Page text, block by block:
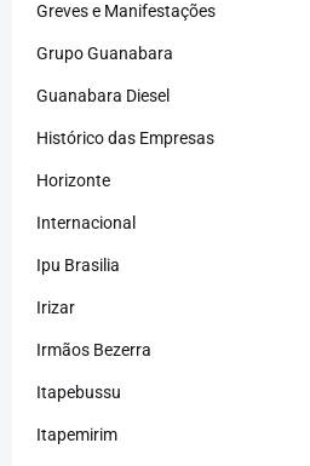
Greves e Manifestações
Grupo Guanabara
Guanabara Diesel
Histórico das Empresas
Horizonte
Internacional
Ipu Brasilia
Irizar
Irmãos Bezerra
Itapebussu
Itapemirim